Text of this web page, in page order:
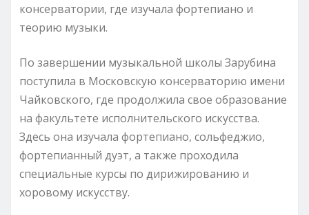
консерватории, где изучала фортепиано и
теорию музыки.
По завершении музыкальной школы Зарубина
поступила в Московскую консерваторию имени
Чайковского, где продолжила свое образование
на факультете исполнительского искусства.
Здесь она изучала фортепиано, сольфеджио,
фортепианный дуэт, а также проходила
специальные курсы по дирижированию и
хоровому искусству.